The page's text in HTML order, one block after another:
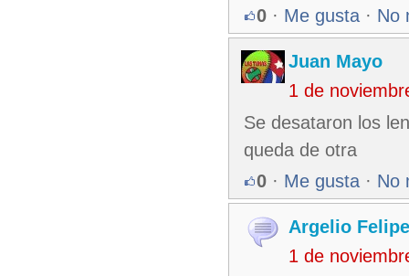
0 · Me gusta · No
Juan Mayo
1 de
Se desataron los
queda de otra
0 · Me gusta · No
Argelio
1 de